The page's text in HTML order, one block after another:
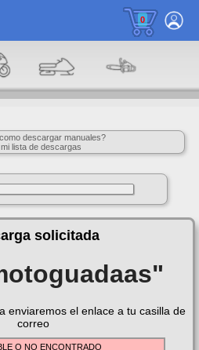
0
descargar manuales?
lista de descargas
solicitada
enviaremos el enlace a tu casilla de
correo
O NO ENCONTRADO